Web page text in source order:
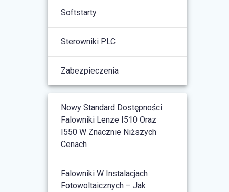
Softstarty
Sterowniki PLC
Zabezpieczenia
Nowy Standard Dostępności:
Falowniki Lenze I510 Oraz
I550 W Znacznie Niższych
Cenach
Falowniki W Instalacjach
Fotowoltaicznych – Jak